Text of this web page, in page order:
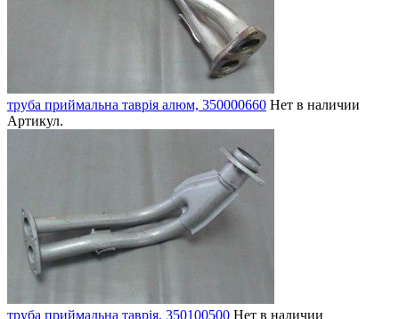
труба приймальна таврія алюм, 350000660 Нет в наличии
Артикул.
труба приймальна таврія, 350100500 Нет в наличии